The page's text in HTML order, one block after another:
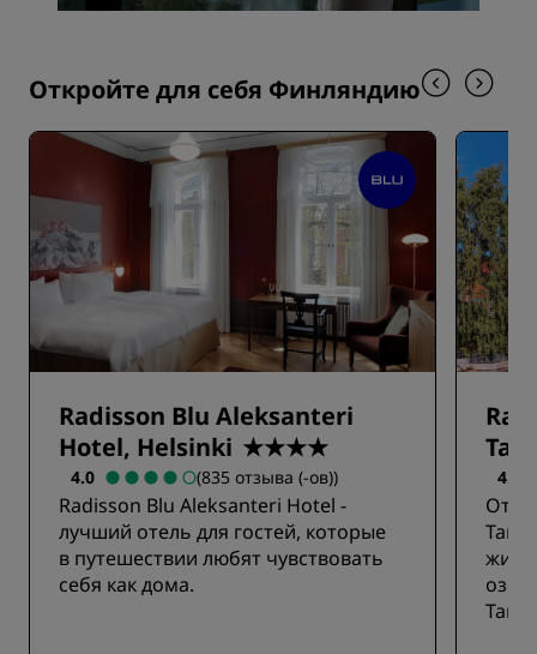
Откройте для себя Финляндию
Radisson Blu Aleksanteri
Hotel, Helsinki ★★★★
4.0 (835 отзыва (-ов))
Radisson Blu Aleksanteri Hotel -
лучший отель для гостей, которые
в путешествии любят чувствовать
себя как дома.
4.5